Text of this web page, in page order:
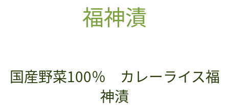
福神漬
国産野菜100％ カレーライス福
神漬